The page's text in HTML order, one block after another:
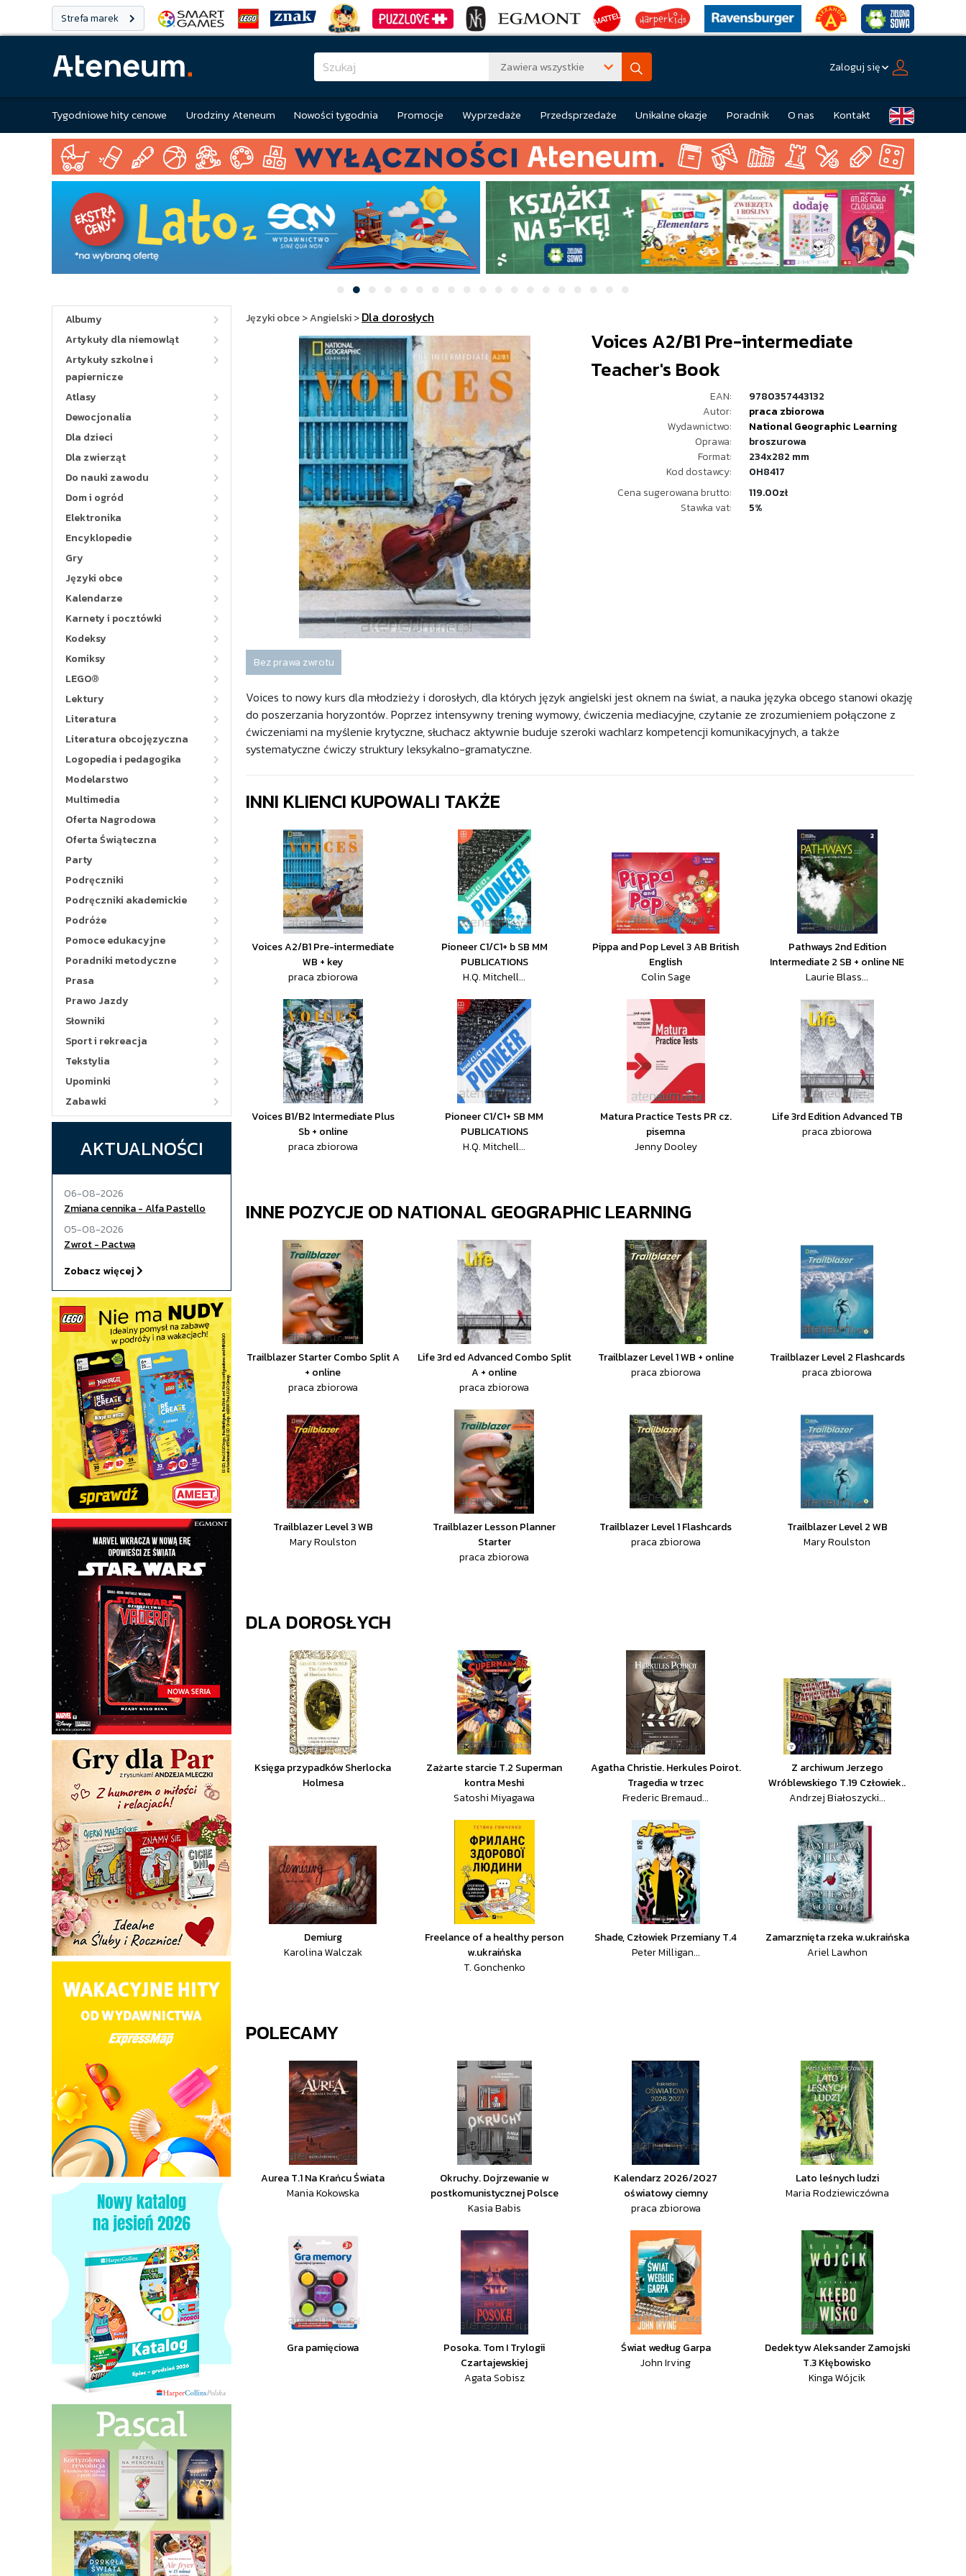
Strefa marek
Zawiera wszystkie Zaloguj się
Tygodniowe hity cenowe Urodziny Ateneum Nowości tygodnia Promocje Wyprzedaże Przedsprzedaże Unikalne okazje Poradnik O nas Kontakt
Albumy
Artykuły dla niemowląt
Artykuły szkolne i
papiernicze
Atlasy
Dewocjonalia
Dla dzieci
Dla zwierząt
Do nauki zawodu
Dom i ogród
Elektronika
Encyklopedie
Gry
Języki obce
Kalendarze
Karnety i pocztówki
Kodeksy
Komiksy
LEGO®
Lektury
Literatura
Literatura obcojęzyczna
Logopedia i pedagogika
Modelarstwo
Multimedia
Oferta Nagrodowa
Oferta Świąteczna
Party
Podręczniki
Podręczniki akademickie
Podróże
Pomoce edukacyjne
Poradniki metodyczne
Prasa
Prawo Jazdy
Słowniki
Sport i rekreacja
Tekstylia
Upominki
Zabawki
AKTUALNOŚCI
06-08-2026
Zmiana cennika - Alfa Pastello
05-08-2026
Zwrot - Pactwa
Zobacz więcej
Języki obce>Angielski>Dla dorosłych
Voices A2/B1 Pre-intermediate
Teacher's Book
EAN:
9780357443132
Autor:
praca zbiorowa
Wydawnictwo:
National Geographic Learning
Oprawa:
broszurowa
Format:
234x282 mm
Kod dostawcy:
0H8417
Cena sugerowana brutto:
119.00zł
Stawka vat:
5%
Bez prawa zwrotu
Voices to nowy kurs dla młodzieży i dorosłych, dla których język angielski jest oknem na świat, a nauka języka obcego stanowi okazję
do poszerzania horyzontów. Poprzez intensywny trening wymowy, ćwiczenia mediacyjne, czytanie ze zrozumieniem połączone z
ćwiczeniami na myślenie krytyczne, słuchacz aktywnie buduje szeroki wachlarz kompetencji komunikacyjnych, a także
systematyczne ćwiczy struktury leksykalno-gramatyczne.
INNI KLIENCI KUPOWALI TAKŻE
Voices A2/B1 Pre-intermediate
WB + key
praca zbiorowa
Pioneer C1/C1+ b SB MM
PUBLICATIONS
H.Q. Mitchell...
Pippa and Pop Level 3 AB British
English
Colin Sage
Pathways 2nd Edition
Intermediate 2 SB + online NE
Laurie Blass...
Voices B1/B2 Intermediate Plus
Sb + online
praca zbiorowa
Pioneer C1/C1+ SB MM
PUBLICATIONS
H.Q. Mitchell...
Matura Practice Tests PR cz.
pisemna
Jenny Dooley
Life 3rd Edition Advanced TB
praca zbiorowa
INNE POZYCJE OD NATIONAL GEOGRAPHIC LEARNING
Trailblazer Starter Combo Split A
+ online
praca zbiorowa
Life 3rd ed Advanced Combo Split
A + online
praca zbiorowa
Trailblazer Level 1 WB + online
praca zbiorowa
Trailblazer Level 2 Flashcards
praca zbiorowa
Trailblazer Level 3 WB
Mary Roulston
Trailblazer Lesson Planner
Starter
praca zbiorowa
Trailblazer Level 1 Flashcards
praca zbiorowa
Trailblazer Level 2 WB
Mary Roulston
DLA DOROSŁYCH
Księga przypadków Sherlocka
Holmesa
Zażarte starcie T.2 Superman
kontra Meshi
Satoshi Miyagawa
Agatha Christie. Herkules Poirot.
Tragedia w trzec
Frederic Bremaud...
Z archiwum Jerzego
Wróblewskiego T.19 Człowiek..
Andrzej Białoszycki...
Demiurg
Karolina Walczak
Freelance of a healthy person
w.ukraińska
T. Gonchenko
Shade, Człowiek Przemiany T.4
Peter Milligan...
Zamarznięta rzeka w.ukraińska
Ariel Lawhon
POLECAMY
Aurea T.1 Na Krańcu Świata
Mania Kokowska
Okruchy. Dojrzewanie w
postkomunistycznej Polsce
Kasia Babis
Kalendarz 2026/2027
oświatowy ciemny
praca zbiorowa
Lato leśnych ludzi
Maria Rodziewiczówna
Gra pamięciowa
Posoka. Tom I Trylogii
Czartajewskiej
Agata Sobisz
Świat według Garpa
John Irving
Dedektyw Aleksander Zamojski
T.3 Kłębowisko
Kinga Wójcik